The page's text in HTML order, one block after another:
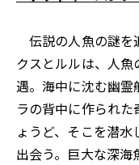
伝説の人魚の謎を
クスとルルは、人
遇。海中に沈む幽霊
ラの背中に作られ
ょうど、そこを潜
出会う。巨大な深海